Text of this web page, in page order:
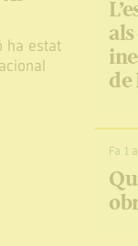
ha estat
de
Fa 1